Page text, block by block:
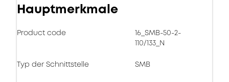
Hauptmerkmale
Product code
16_SMB-50-2-
110/133_N
Typ der Schnittstelle SMB